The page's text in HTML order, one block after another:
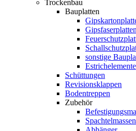
Trockenbau
Bauplatten
sonstige
Estrichelemente
Schüttungen
Revisionsklappen
Bodentreppen
Zubehör